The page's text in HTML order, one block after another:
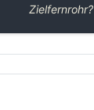
Zielfernrohr?